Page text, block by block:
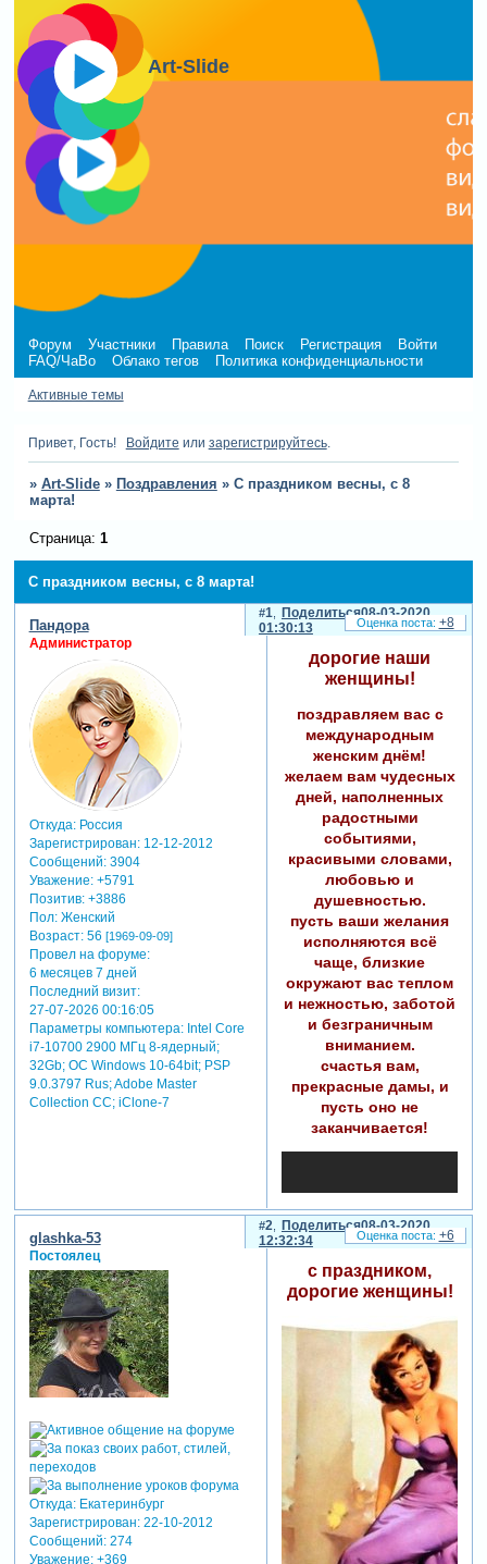
Art-Slide
Форум Участники Правила Поиск Регистрация
Войти
FAQ/ЧаВо
Облако тегов Политика конфиденциальности
Активные темы
Привет, Гость! Войдите или зарегистрируйтесь.
» Art-Slide » Поздравления » С праздником весны, с 8
марта!
С праздником весны, с 8 марта!
Страница: 1
Поделиться
1
08-03-2020
01:30:13
Пандора
Администратор
Откуда:Россия
Зарегистрирован: 12-12-2012
Сообщений:3904
Уважение: +5791
Позитив: +3886
Пол:Женский
Возраст:56 [1969-09-09]
Провел на форуме:
6 месяцев 7 дней
Последний визит:
27-07-2026 00:16:05
Параметры компьютера:Intel Core
i7-10700 2900 МГц 8-ядерный;
32Gb; ОС Windows 10-64bit; PSP
9.0.3797 Rus; Adobe Master
Collection СС; iClone-7
дорогие наши
женщины!
поздравляем вас с
международным
женским днём!
желаем вам чудесных
дней, наполненных
радостными
событиями,
красивыми словами,
любовью и
душевностью.
пусть ваши желания
исполняются всё
чаще, близкие
окружают вас теплом
и нежностью, заботой
и безграничным
вниманием.
счастья вам,
прекрасные дамы, и
пусть оно не
заканчивается!
+8
Поделиться
2
08-03-2020
12:32:34
glashka-53
Постоялец
Откуда:Екатеринбург
Зарегистрирован: 22-10-2012
Сообщений:274
Уважение: +369
с праздником,
дорогие женщины!
+6